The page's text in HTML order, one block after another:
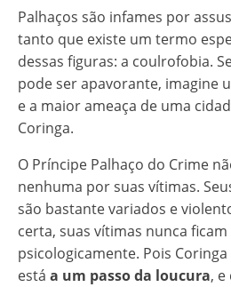
Palhaços são infames por
tanto que existe um termo
dessas figuras: a coulrofobia.
pode ser apavorante, imagine
e a maior ameaça de uma
Coringa.
O Príncipe Palhaço do Crime
nenhuma por suas vítimas.
são bastante variados e
certa, suas vítimas nunca ficam
psicologicamente. Pois
está a um passo da loucura,